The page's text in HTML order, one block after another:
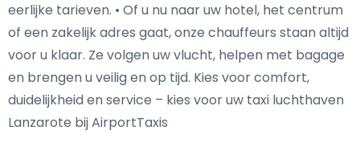
eerlijke tarieven. • Of u nu naar uw hotel, het centrum
of een zakelijk adres gaat, onze chauffeurs staan altijd
voor u klaar. Ze volgen uw vlucht, helpen met bagage
en brengen u veilig en op tijd. Kies voor comfort,
duidelijkheid en service – kies voor uw taxi luchthaven
Lanzarote bij AirportTaxis